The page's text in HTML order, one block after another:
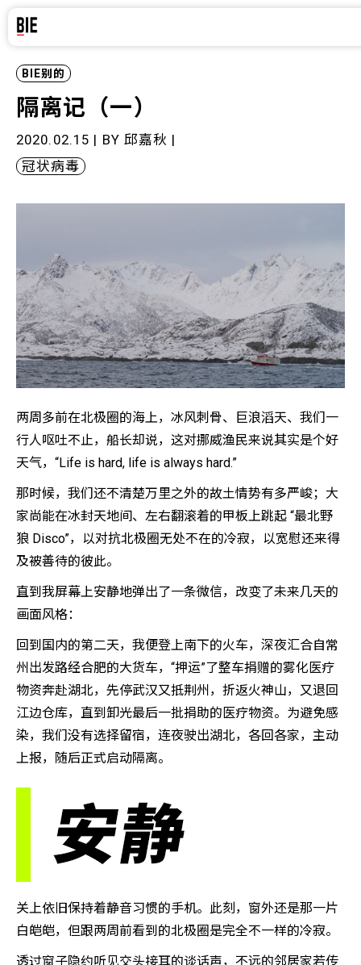
BIE别的
隔离记（一）
2020.02.15 | BY 邱嘉秋 |
冠状病毒
两周多前在北极圈的海上，冰风刺骨、巨浪滔天、我们一
行人呕吐不止，船长却说，这对挪威渔民来说其实是个好
天气，“Life is hard, life is always hard.”
那时候，我们还不清楚万里之外的故土情势有多严峻；大
家尚能在冰封天地间、左右翻滚着的甲板上跳起 “最北野
狼 Disco”，以对抗北极圈无处不在的冷寂，以宽慰还来得
及被善待的彼此。
直到我屏幕上安静地弹出了一条微信，改变了未来几天的
画面风格：
回到国内的第二天，我便登上南下的火车，深夜汇合自常
州出发路经合肥的大货车，“押运”了整车捐赠的雾化医疗
物资奔赴湖北，先停武汉又抵荆州，折返火神山，又退回
江边仓库，直到卸光最后一批捐助的医疗物资。为避免感
染，我们没有选择留宿，连夜驶出湖北，各回各家，主动
上报，随后正式启动隔离。
关上依旧保持着静音习惯的手机。此刻，窗外还是那一片
白皑皑，但跟两周前看到的北极圈是完全不一样的冷寂。
透过窗子隐约听见交头接耳的谈话声，不远的邻居家若传